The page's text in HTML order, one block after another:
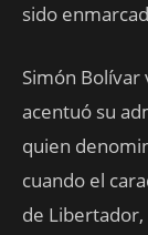
sido
Simón Bolívar
acentuó su
quien
cuando el
de